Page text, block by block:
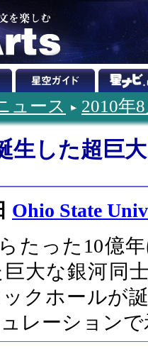
ュース 2010年
生した超巨
Ohio State
たった10億
大な銀河同
クホールが
レーション